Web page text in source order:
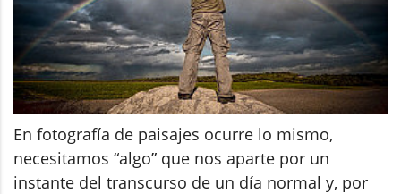
En fotografía de paisajes ocurre lo mismo,
necesitamos “algo” que nos aparte por un
instante del transcurso de un día normal y, por